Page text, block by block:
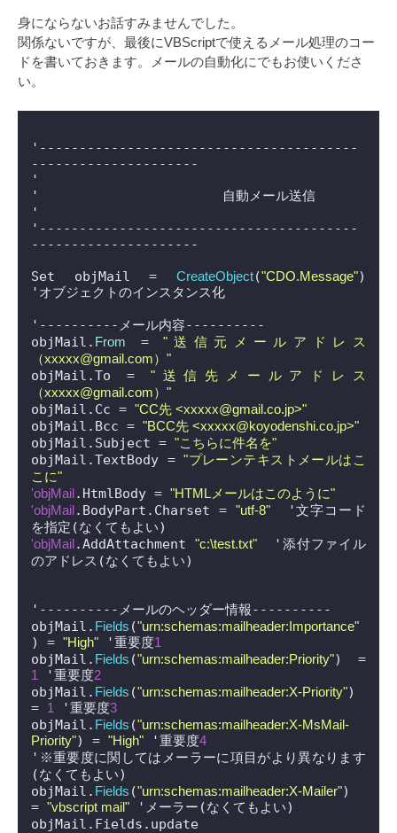
身にならないお話すみませんでした。
関係ないですが、最後にVBScriptで使えるメール処理のコー
ドを書いておきます。メールの自動化にでもお使いくださ
い。
'----------------------------------------
---------------------
'
'			自動メール送信
'
'----------------------------------------
---------------------
Set objMail = CreateObject("CDO.Message")
'オブジェクトのインスタンス化
'----------メール内容----------
objMail. From = "送信元メールアドレス
（xxxxx@gmail.com）"
objMail.To = "送信先メールアドレス
（xxxxx@gmail.com）"
objMail.Cc = "CC先 <xxxxx@gmail.co.jp>"
objMail.Bcc = "BCC先 <xxxxx@koyodenshi.co.jp>"
objMail.Subject = "こちらに件名を"
objMail.TextBody = "プレーンテキストメールはこ
こに"
'objMail.HtmlBody = "HTMLメールはこのように"
'objMail.BodyPart.Charset = "utf-8"
  '文字コード
'objMail.AddAttachment "c:\test.txt"
  '添付ファイル
のアドレス(なくてもよい)
'----------メールのヘッダー情報----------
objMail. Fields ("urn:schemas:mailheader:Importance"
) = "High" '重要度1
objMail. Fields ("urn:schemas:mailheader:Priority" ) =
1 '重要度2
objMail. Fields ("urn:schemas:mailheader:X-Priority")
= 1 '重要度3
objMail. Fields ("urn:schemas:mailheader:X-MsMail-
Priority") = "High" '重要度4
'※重要度に関してはメーラーに項目がより異なります
(なくてもよい)
objMail. Fields ("urn:schemas:mailheader:X-Mailer")
= "vbscript mail" 'メーラー(なくてもよい)
objMail.Fields.update